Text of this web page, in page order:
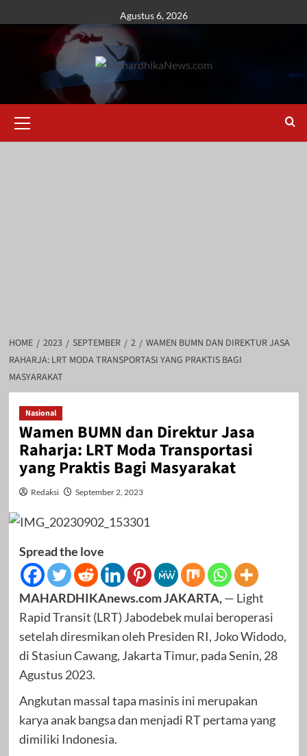
to
Agustus 6, 2026
Menu
HOME 2023 SEPTEMBER 2
WAMEN BUMN DAN DIREKTUR JASA
RAHARJA: LRT MODA TRANSPORTASI YANG PRAKTIS BAGI
MASYARAKAT
Nasional
Wamen BUMN dan Direktur Jasa
Raharja: LRT Moda Transportasi
yang Praktis Bagi Masyarakat
Redaksi September 2, 2023
Spread the love
MAHARDHIKAnews.com JAKARTA,— Light
Rapid Transit (LRT) Jabodebek mulai beroperasi
setelah diresmikan oleh Presiden RI, Joko Widodo,
di Stasiun Cawang, Jakarta Timur, pada Senin, 28
Agustus 2023.
Angkutan massal tapa masinis ini merupakan
karya anak bangsa dan menjadi RT pertama yang
dimiliki Indonesia.